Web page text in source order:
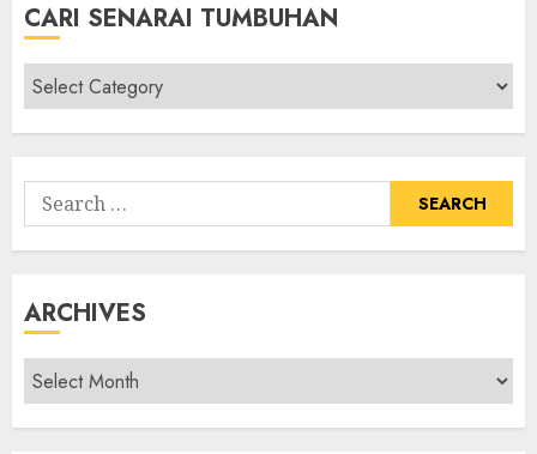
CARI SENARAI TUMBUHAN
Cari
Senarai
Tumbuhan
Search
for:
ARCHIVES
Archives